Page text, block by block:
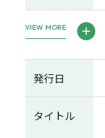
VIEW MORE
発行日
タイトル